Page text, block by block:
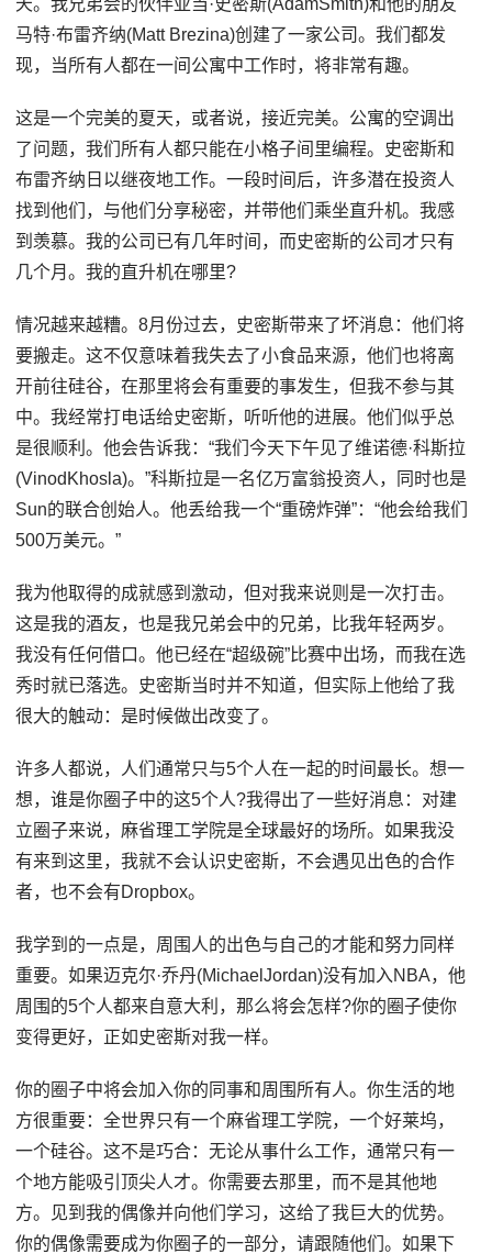
马特·布雷齐纳(Matt Brezina)创建了一家公司。我们都发
现，当所有人都在一间公寓中工作时，将非常有趣。
这是一个完美的夏天，或者说，接近完美。公寓的空调出
了问题，我们所有人都只能在小格子间里编程。史密斯和
布雷齐纳日以继夜地工作。一段时间后，许多潜在投资人
找到他们，与他们分享秘密，并带他们乘坐直升机。我感
到羡慕。我的公司已有几年时间，而史密斯的公司才只有
几个月。我的直升机在哪里?
情况越来越糟。8月份过去，史密斯带来了坏消息：他们将
要搬走。这不仅意味着我失去了小食品来源，他们也将离
开前往硅谷，在那里将会有重要的事发生，但我不参与其
中。我经常打电话给史密斯，听听他的进展。他们似乎总
是很顺利。他会告诉我：“我们今天下午见了维诺德·科斯拉
(VinodKhosla)。”科斯拉是一名亿万富翁投资人，同时也是
Sun的联合创始人。他丢给我一个“重磅炸弹”：“他会给我们
500万美元。”
我为他取得的成就感到激动，但对我来说则是一次打击。
这是我的酒友，也是我兄弟会中的兄弟，比我年轻两岁。
我没有任何借口。他已经在“超级碗”比赛中出场，而我在选
秀时就已落选。史密斯当时并不知道，但实际上他给了我
很大的触动：是时候做出改变了。
许多人都说，人们通常只与5个人在一起的时间最长。想一
想，谁是你圈子中的这5个人?我得出了一些好消息：对建
立圈子来说，麻省理工学院是全球最好的场所。如果我没
有来到这里，我就不会认识史密斯，不会遇见出色的合作
者，也不会有Dropbox。
我学到的一点是，周围人的出色与自己的才能和努力同样
重要。如果迈克尔·乔丹(MichaelJordan)没有加入NBA，他
周围的5个人都来自意大利，那么将会怎样?你的圈子使你
变得更好，正如史密斯对我一样。
你的圈子中将会加入你的同事和周围所有人。你生活的地
方很重要：全世界只有一个麻省理工学院，一个好莱坞，
一个硅谷。这不是巧合：无论从事什么工作，通常只有一
个地方能吸引顶尖人才。你需要去那里，而不是其他地
方。见到我的偶像并向他们学习，这给了我巨大的优势。
你的偶像需要成为你圈子的一部分，请跟随他们。如果下